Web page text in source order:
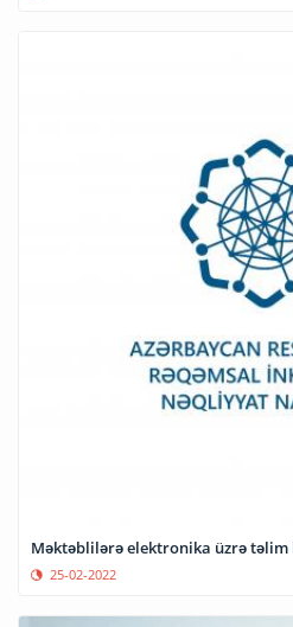
Məktəblilərə elektronika üzrə
25-02-2022